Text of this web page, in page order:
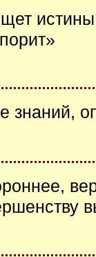
истины,
знаний,